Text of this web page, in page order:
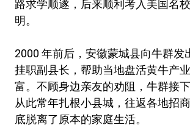
路求学顺遂，后来顺利考入美国名
明。
2000 年前后，安徽蒙城县向牛群发
挂职副县长，帮助当地盘活黄牛产
富。不顾身边亲友的劝阻，牛群接
从此常年扎根小县城，往返各地招
底脱离了原本的家庭生活。